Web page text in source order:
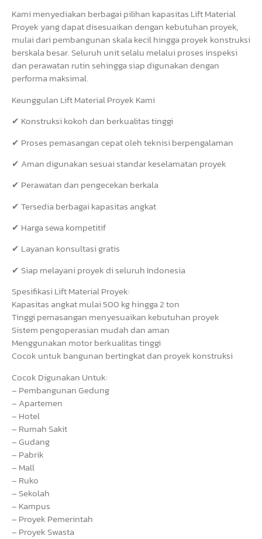
Kami menyediakan berbagai pilihan kapasitas Lift Material
Proyek yang dapat disesuaikan dengan kebutuhan proyek,
mulai dari pembangunan skala kecil hingga proyek konstruksi
berskala besar. Seluruh unit selalu melalui proses inspeksi
dan perawatan rutin sehingga siap digunakan dengan
performa maksimal.
Keunggulan Lift Material Proyek Kami
✔ Konstruksi kokoh dan berkualitas tinggi
✔ Proses pemasangan cepat oleh teknisi berpengalaman
✔ Aman digunakan sesuai standar keselamatan proyek
✔ Perawatan dan pengecekan berkala
✔ Tersedia berbagai kapasitas angkat
✔ Harga sewa kompetitif
✔ Layanan konsultasi gratis
✔ Siap melayani proyek di seluruh Indonesia
Spesifikasi Lift Material Proyek:
Kapasitas angkat mulai 500 kg hingga 2 ton
Tinggi pemasangan menyesuaikan kebutuhan proyek
Sistem pengoperasian mudah dan aman
Menggunakan motor berkualitas tinggi
Cocok untuk bangunan bertingkat dan proyek konstruksi
Cocok Digunakan Untuk:
– Pembangunan Gedung
– Apartemen
– Hotel
– Rumah Sakit
– Gudang
– Pabrik
– Mall
– Ruko
– Sekolah
– Kampus
– Proyek Pemerintah
– Proyek Swasta